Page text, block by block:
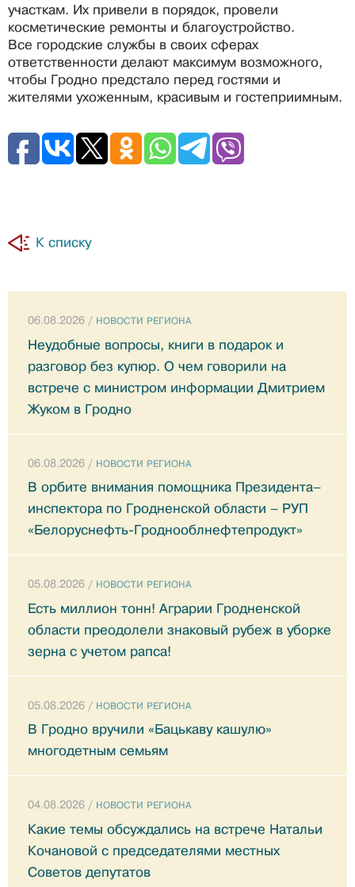
участкам. Их привели в порядок, провели
косметические ремонты и благоустройство.
Все городские службы в своих сферах
ответственности делают максимум возможного,
чтобы Гродно предстало перед гостями и
жителями ухоженным, красивым и гостеприимным.
К списку
06.08.2026 / НОВОСТИ РЕГИОНА
Неудобные вопросы, книги в подарок и
разговор без купюр. О чем говорили на
встрече с министром информации Дмитрием
Жуком в Гродно
06.08.2026 / НОВОСТИ РЕГИОНА
В орбите внимания помощника Президента–
инспектора по Гродненской области – РУП
«Белоруснефть-Гроднооблнефтепродукт»
05.08.2026 / НОВОСТИ РЕГИОНА
Есть миллион тонн! Аграрии Гродненской
области преодолели знаковый рубеж в уборке
зерна с учетом рапса!
05.08.2026 / НОВОСТИ РЕГИОНА
В Гродно вручили «Бацькаву кашулю»
многодетным семьям
04.08.2026 / НОВОСТИ РЕГИОНА
Какие темы обсуждались на встрече Натальи
Кочановой с председателями местных
Советов депутатов